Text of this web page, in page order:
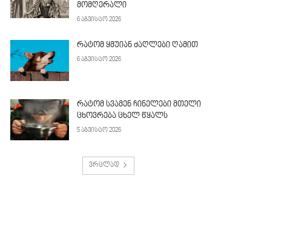
მომღერალი
6 აგვისტო 2026
რატომ ყმუიან ძაღლები ღამით
6 აგვისტო 2026
რატომ სვამენ ჩინელები მთელი
ცხოვრება ცხელ წყალს
5 აგვისტო 2026
ვრცლად